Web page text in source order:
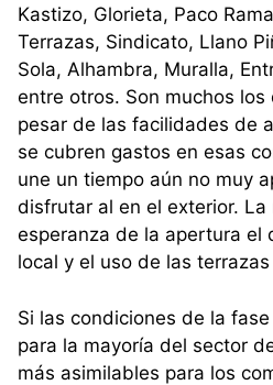
Kastizo, Glorieta, Paco
Terrazas, Sindicato, Llano
Sola, Alhambra, Muralla,
entre otros. Son muchos
pesar de las facilidades de
se cubren gastos en esas
une un tiempo aún no muy
disfrutar al en el exterior. La
esperanza de la apertura el
local y el uso de las
Si las condiciones de la
para la mayoría del sector
más asimilables para los